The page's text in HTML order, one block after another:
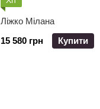
Ліжко Мілана
15 580 грн
Купити